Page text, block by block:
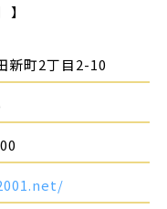
】
新町2丁目2-10